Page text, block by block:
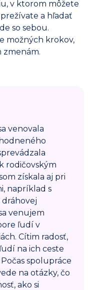
v ktorom môžete
a hľadať
so sebou.
možných krokov,
zmenám.
venovala
rodičovským
získala aj pri
napríklad s
venujem
ľudí v
Cítim radosť,
na ich ceste
spolupráce
na otázky, čo
ako si